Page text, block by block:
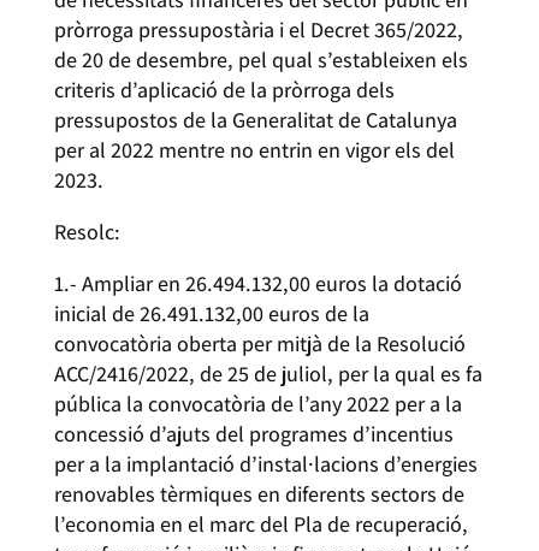
pròrroga pressupostària i el Decret 365/2022,
de 20 de desembre, pel qual s’estableixen els
criteris d’aplicació de la pròrroga dels
pressupostos de la Generalitat de Catalunya
per al 2022 mentre no entrin en vigor els del
2023.
Resolc:
1.- Ampliar en 26.494.132,00 euros la dotació
inicial de 26.491.132,00 euros de la
convocatòria oberta per mitjà de la Resolució
ACC/2416/2022, de 25 de juliol, per la qual es fa
pública la convocatòria de l’any 2022 per a la
concessió d’ajuts del programes d’incentius
per a la implantació d’instal·lacions d’energies
renovables tèrmiques en diferents sectors de
l’economia en el marc del Pla de recuperació,